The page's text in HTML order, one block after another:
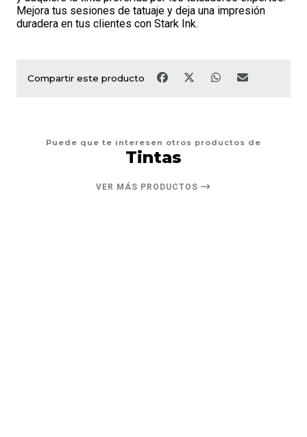
Mejora tus sesiones de tatuaje y deja una impresión
duradera en tus clientes con Stark Ink.
Compartir este producto
Puede que te interesen otros productos de
Tintas
VER MÁS PRODUCTOS